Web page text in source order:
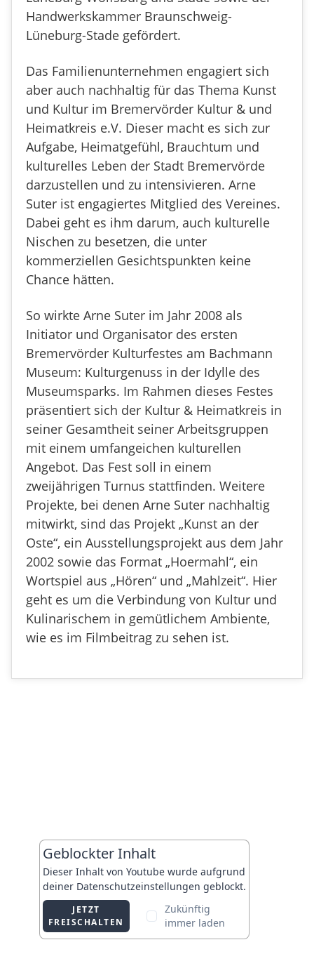
Handwerkskammer Braunschweig-
Lüneburg-Stade gefördert.
Das Familienunternehmen engagiert sich
aber auch nachhaltig für das Thema Kunst
und Kultur im Bremervörder Kultur & und
Heimatkreis e.V. Dieser macht es sich zur
Aufgabe, Heimatgefühl, Brauchtum und
kulturelles Leben der Stadt Bremervörde
darzustellen und zu intensivieren. Arne
Suter ist engagiertes Mitglied des Vereines.
Dabei geht es ihm darum, auch kulturelle
Nischen zu besetzen, die unter
kommerziellen Gesichtspunkten keine
Chance hätten.
So wirkte Arne Suter im Jahr 2008 als
Initiator und Organisator des ersten
Bremervörder Kulturfestes am Bachmann
Museum: Kulturgenuss in der Idylle des
Museumsparks. Im Rahmen dieses Festes
präsentiert sich der Kultur & Heimatkreis in
seiner Gesamtheit seiner Arbeitsgruppen
mit einem umfangeichen kulturellen
Angebot. Das Fest soll in einem
zweijährigen Turnus stattfinden. Weitere
Projekte, bei denen Arne Suter nachhaltig
mitwirkt, sind das Projekt „Kunst an der
Oste“, ein Ausstellungsprojekt aus dem Jahr
2002 sowie das Format „Hoermahl“, ein
Wortspiel aus „Hören“ und „Mahlzeit“. Hier
geht es um die Verbindung von Kultur und
Kulinarischem in gemütlichem Ambiente,
wie es im Filmbeitrag zu sehen ist.